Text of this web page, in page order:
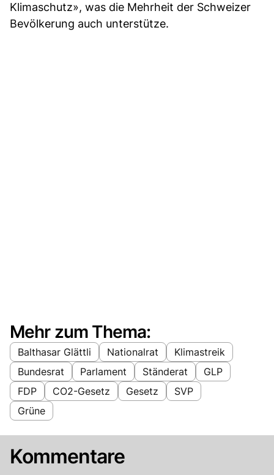
Klimaschutz», was die Mehrheit der Schweizer
Bevölkerung auch unterstütze.
Mehr zum Thema:
Balthasar Glättli Nationalrat
Klimastreik
Bundesrat
Parlament Ständerat
GLP
FDP
CO2-Gesetz Gesetz
SVP
Grüne
Kommentare